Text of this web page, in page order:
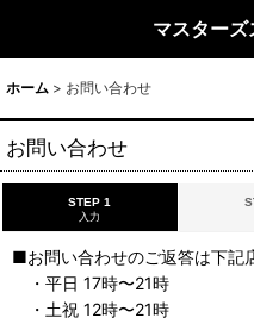
マスター
ホーム > お問い合わせ
お問い合わせ
STEP 1
入力
■お問い合わせのご返答は下記
・平日 17時〜21時
・土祝 12時〜21時